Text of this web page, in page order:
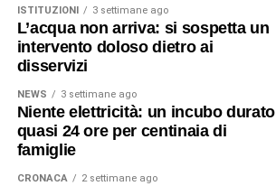
ISTITUZIONI 3 settimane ago
L’acqua non arriva: si sospetta un
intervento doloso dietro ai
disservizi
NEWS 3 settimane ago
Niente elettricità: un incubo durato
quasi 24 ore per centinaia di
famiglie
CRONACA 2 settimane ago